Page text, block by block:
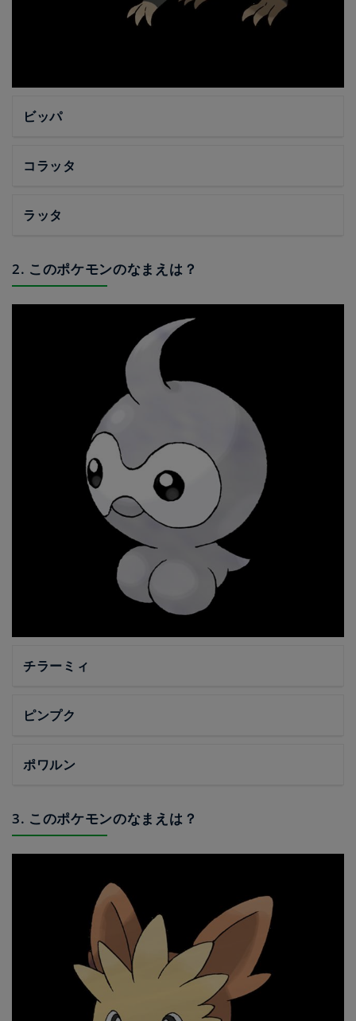
ビッパ
コラッタ
ラッタ
2. このポケモンのなまえは？
チラーミィ
ピンプク
ポワルン
3. このポケモンのなまえは？